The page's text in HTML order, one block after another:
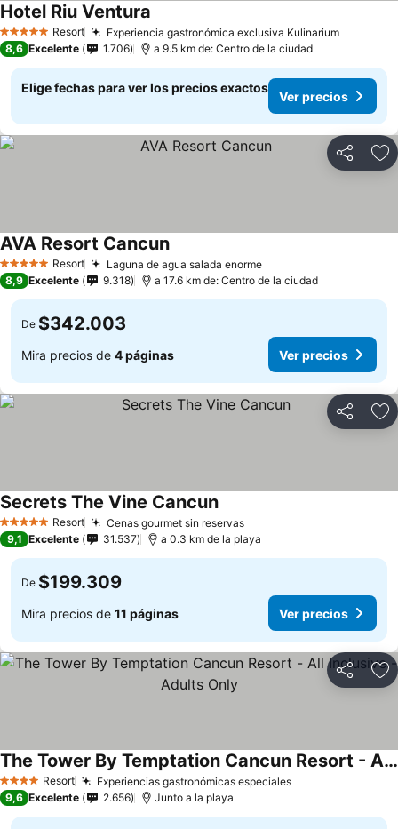
5 Estrellas Resort Experiencia gastronómica exclusiva KulinariumVer
Hotel Riu Ventura
8,6 Excelente 1.706 a 9.5 km de: Centro de la ciudad
Elige fechas para ver los precios exactos
Ver precios
Compartir
5 Estrellas Resort Laguna de agua salada enormeVer precios
AVA Resort CancunVer precios
8,9 Excelente 9.318 a 17.6 km de: Centro de la ciudad
De $342.003
Mira precios de 4 páginas Ver precios
Compartir
5 Estrellas Resort Cenas gourmet sin reservasVer precios
Secrets The Vine CancunVer precios
9,1 Excelente 31.537 a 0.3 km de la playa
De $199.309
Mira precios de 11 páginas Ver precios
Compartir
4 EstrellasResort Experiencias gastronómicas especialesVer precios
The Tower By Temptation Cancun Resort - All Inclusive - Adults Only
Ver precios
9,6 Excelente 2.656 Junto a la playa